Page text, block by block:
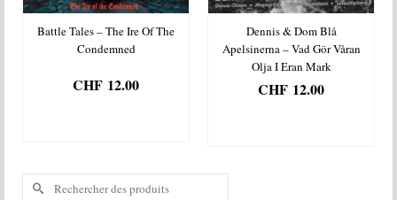
Battle Tales – The Ire Of The
Condemned
CHF 12.00
Dennis & Dom Blå
Apelsinerna ‎– Vad Gör Våran
Olja I Eran Mark
CHF 12.00
Rechercher :